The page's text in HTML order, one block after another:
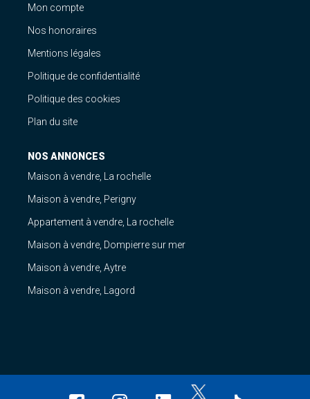
Mon compte
Nos honoraires
Mentions légales
Politique de confidentialité
Politique des cookies
Plan du site
NOS ANNONCES
Maison à vendre, La rochelle
Maison à vendre, Perigny
Appartement à vendre, La rochelle
Maison à vendre, Dompierre sur mer
Maison à vendre, Aytre
Maison à vendre, Lagord